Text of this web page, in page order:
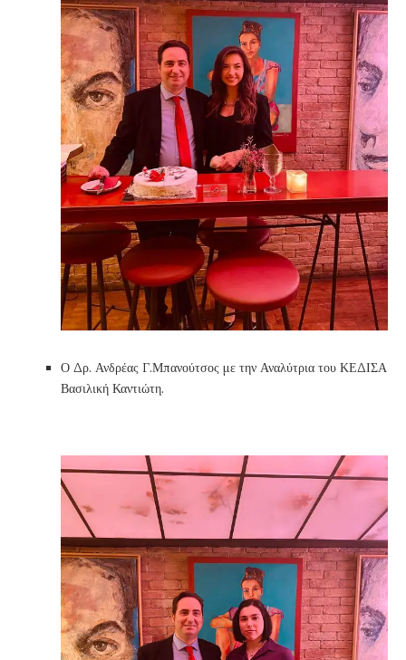
Ο Δρ. Ανδρέας Γ.Μπανούτσος με την Αναλύτρια του ΚΕΔΙΣΑ
Βασιλική Καντιώτη.